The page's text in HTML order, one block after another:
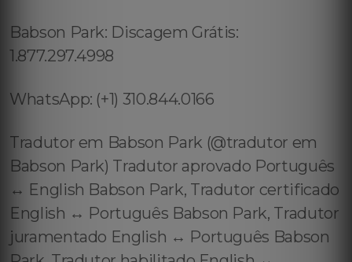
Babson Park: Discagem Grátis:
1.877.297.4998
WhatsApp: (+1) 310.844.0166
Tradutor em Babson Park (@tradutor em
Babson Park) Tradutor aprovado Português
↔️ English Babson Park, Tradutor certificado
English ↔️ Português Babson Park, Tradutor
juramentado English ↔️ Português Babson